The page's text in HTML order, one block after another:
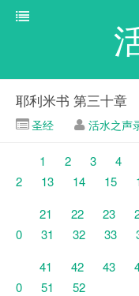
耶利米书 第三十章
圣经 活水之声
1 2 3 4
2
13 14 15
21
22 23
0
31 32 33
41
42 43
0
51 52